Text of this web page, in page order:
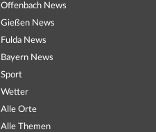
Offenbach News
Gießen News
Fulda News
Bayern News
Sport
Wetter
Alle Orte
Alle Themen